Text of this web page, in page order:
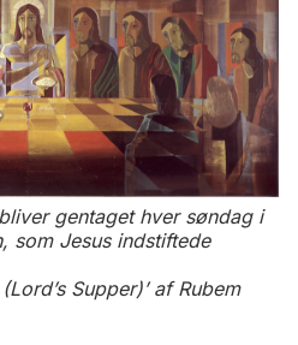
gentaget hver søndag i
som Jesus indstiftede
Supper)’ af Rubem